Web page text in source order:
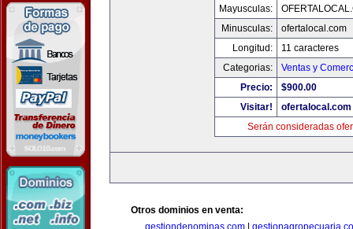
Mayusculas:
Minusculas:
ofertalocal.com
Longitud:
11 caracteres
Categorias:
Ventas y
Precio:
$900.00
Visitar!
ofertalocal.com
Serán consideradas
Otros dominios en venta:
gestiondenominas.com|